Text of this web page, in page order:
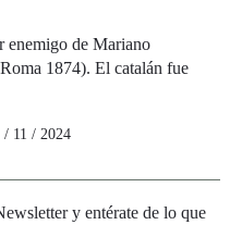
enemigo de Mariano
1874). El catalán fue
/ 11 / 2024
y entérate de lo que